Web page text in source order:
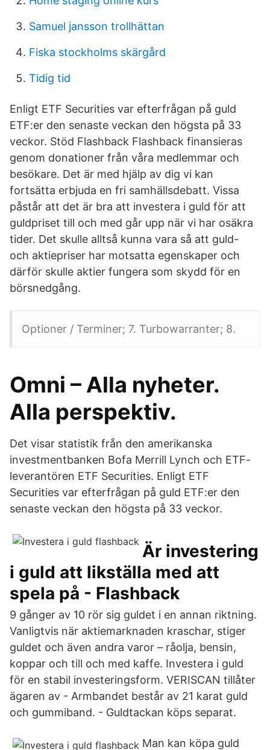
Samuel jansson trollhättan
Fiska stockholms skärgård
Tidig tid
Enligt ETF Securities var efterfrågan på guld
ETF:er den senaste veckan den högsta på 33
veckor. Stöd Flashback Flashback finansieras
genom donationer från våra medlemmar och
besökare. Det är med hjälp av dig vi kan
fortsätta erbjuda en fri samhällsdebatt. Vissa
påstår att det är bra att investera i guld för att
guldpriset till och med går upp när vi har osäkra
tider. Det skulle alltså kunna vara så att guld-
och aktiepriser har motsatta egenskaper och
därför skulle aktier fungera som skydd för en
börsnedgång.
Optioner / Terminer; 7. Turbowarranter; 8.
Omni – Alla nyheter.
Alla perspektiv.
Det visar statistik från den amerikanska
investmentbanken Bofa Merrill Lynch och ETF-
leverantören ETF Securities. Enligt ETF
Securities var efterfrågan på guld ETF:er den
senaste veckan den högsta på 33 veckor.
Är investering
i guld att likställa med att
spela på - Flashback
9 gånger av 10 rör sig guldet i en annan riktning.
Vanligtvis när aktiemarknaden kraschar, stiger
guldet och även andra varor – råolja, bensin,
koppar och till och med kaffe. Investera i guld
för en stabil investeringsform. VERISCAN tillåter
ägaren av - Armbandet består av 21 karat guld
och gummiband. - Guldtackan köps separat.
Man kan köpa guld